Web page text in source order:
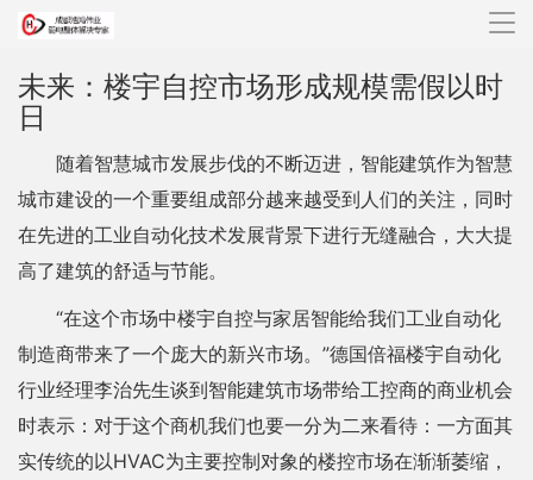
导
未来：楼宇自控市场形成规模需假以时
日
随着智慧城市发展步伐的不断迈进，智能建筑作为智慧
城市建设的一个重要组成部分越来越受到人们的关注，同时
在先进的工业自动化技术发展背景下进行无缝融合，大大提
高了建筑的舒适与节能。
“在这个市场中楼宇自控与家居智能给我们工业自动化
制造商带来了一个庞大的新兴市场。”德国倍福楼宇自动化
行业经理李治先生谈到智能建筑市场带给工控商的商业机会
时表示：对于这个商机我们也要一分为二来看待：一方面其
实传统的以HVAC为主要控制对象的楼控市场在渐渐萎缩，